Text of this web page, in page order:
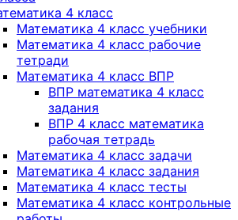
4 класс
Математика 4 класс учебники
Математика 4 класс рабочие
тетради
Математика 4 класс ВПР
ВПР математика 4 класс
задания
ВПР 4 класс математика
рабочая тетрадь
Математика 4 класс задачи
Математика 4 класс задания
Математика 4 класс тесты
Математика 4 класс контрольные